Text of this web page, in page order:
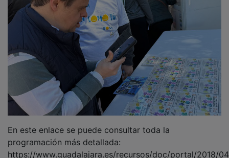
NOTICIAS RELACIONADAS
Paco Núñez propone una reducción fiscal